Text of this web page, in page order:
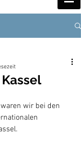
wir bei den